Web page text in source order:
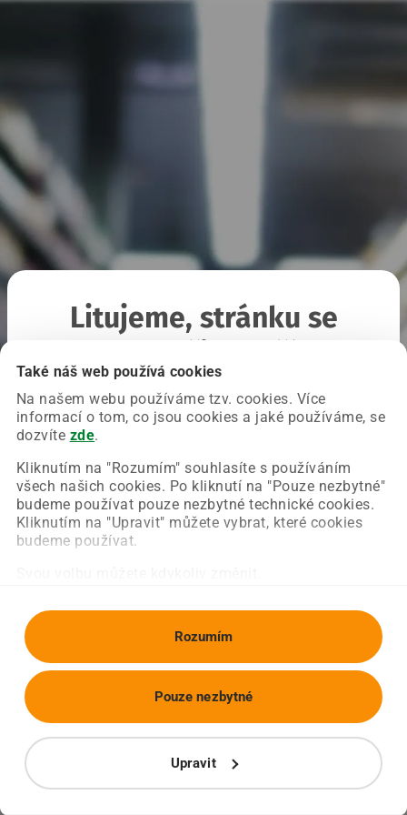
Také náš web používá cookies
Na našem webu používáme tzv. cookies. Více
informací o tom, co jsou cookies a jaké používáme, se
dozvíte zde.
Kliknutím na "Rozumím" souhlasíte s používáním
všech našich cookies. Po kliknutí na "Pouze nezbytné"
budeme používat pouze nezbytné technické cookies.
Kliknutím na "Upravit" můžete vybrat, které cookies
budeme používat.
Rozumím
Upravit
Pouze nezbytné
Litujeme, stránku se
Chyba nastala na naší straně a už ji opravujeme.
Zkuste prosím znovu načíst požadovanou stránku.
Obnovit stránku Úvodní strana